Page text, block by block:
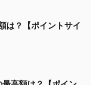
は？【ポイントサイ